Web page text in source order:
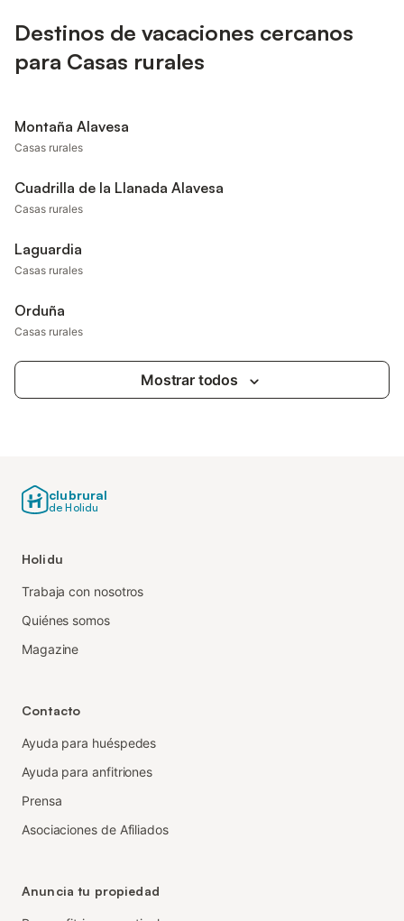
Destinos de vacaciones cercanos
para Casas rurales
Montaña Alavesa
Casas rurales
Cuadrilla de la Llanada Alavesa
Casas rurales
Laguardia
Casas rurales
Orduña
Casas rurales
Mostrar todos
clubrural
de Holidu
Holidu
Trabaja con nosotros
Quiénes somos
Magazine
Contacto
Ayuda para huéspedes
Ayuda para anfitriones
Prensa
Asociaciones de Afiliados
Anuncia tu propiedad